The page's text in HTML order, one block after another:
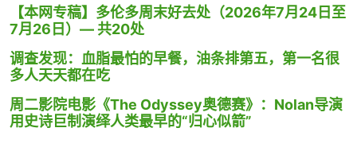
【本网专稿】多伦多周末好去处（2026年7月24日至
7月26日）— 共20处
调查发现：血脂最怕的早餐，油条排第五，第一名很
多人天天都在吃
周二影院电影《The Odyssey奥德赛》：Nolan导演
用史诗巨制演绎人类最早的“归心似箭”